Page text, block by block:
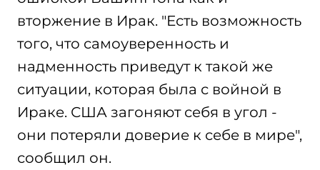
вторжение в Ирак. "Есть возможность
того, что самоуверенность и
надменность приведут к такой же
ситуации, которая была с войной в
Ираке. США загоняют себя в угол -
они потеряли доверие к себе в мире",
сообщил он.